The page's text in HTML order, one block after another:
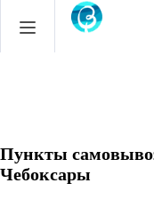
Пункты
Чебоксары